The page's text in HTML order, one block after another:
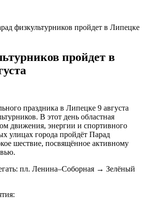
физкультурников пройдет в Липецке
пройдет в
праздника в Липецке 9 августа
В этот день областная
движения, энергии и спортивного
улицах города пройдёт Парад
шествие, посвящённое активному
пл. Ленина–Соборная → Зелёный